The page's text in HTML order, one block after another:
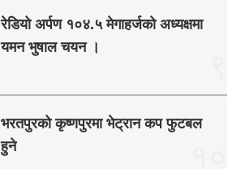
रेडियो अर्पण १०४.५ मेगाहर्जको अध्यक्षमा
यमन भुषाल चयन ।
भरतपुरको कृष्णपुरमा भेट्रान कप फुटबल
हुने